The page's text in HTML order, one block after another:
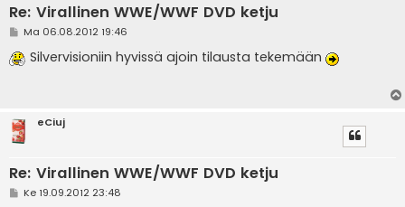
Re: Virallinen WWE/WWF DVD ketju
V
e
s
Ma 06.08.2012 19:46
Silvervisioniin hyvissä ajoin tilausta tekemään
eCiuj
Re: Virallinen WWE/WWF DVD ketju
VKe 19.09.2012 23:48